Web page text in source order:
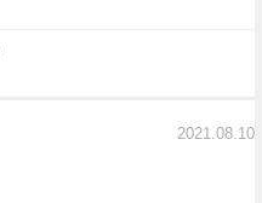
2021.08.10